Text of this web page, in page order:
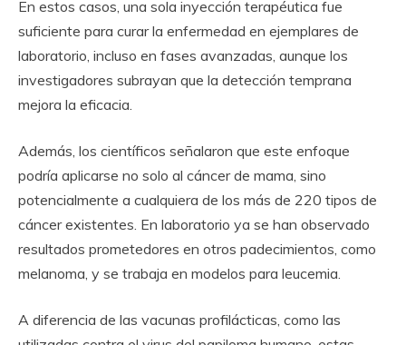
En estos casos, una sola inyección terapéutica fue
suficiente para curar la enfermedad en ejemplares de
laboratorio, incluso en fases avanzadas, aunque los
investigadores subrayan que la detección temprana
mejora la eficacia.
Además, los científicos señalaron que este enfoque
podría aplicarse no solo al cáncer de mama, sino
potencialmente a cualquiera de los más de 220 tipos de
cáncer existentes. En laboratorio ya se han observado
resultados prometedores en otros padecimientos, como
melanoma, y se trabaja en modelos para leucemia.
A diferencia de las vacunas profilácticas, como las